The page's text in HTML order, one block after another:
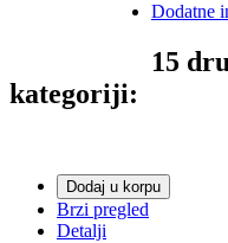
Dodatne
15
kategoriji:
Dodaj u korpu
Brzi pregled
Detalji